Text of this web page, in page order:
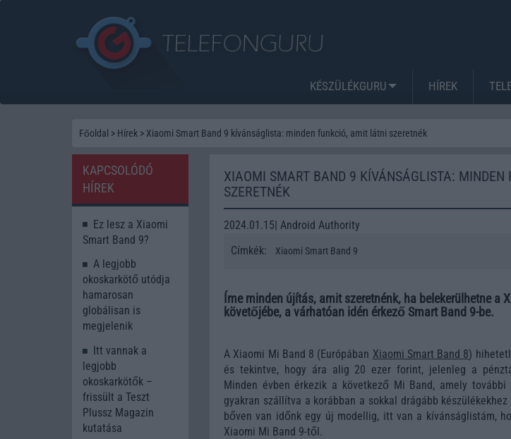
KÉSZÜLÉKGURU HÍREK
Főoldal > Hírek > Xiaomi Smart Band 9 kívánságlista: minden funkció, amit látni szeretnék
XIAOMI SMART BAND 9 KÍVÁNSÁGLISTA: MINDEN
SZERETNÉK
2024.01.15| Android Authority
Címkék:
Xiaomi Smart Band 9
Íme minden újítás, amit szeretnénk, ha belekerülhetne a
követőjébe, a várhatóan idén érkező Smart Band 9-be.
A Xiaomi Mi Band 8 (Európában Xiaomi Smart Band 8)
és tekintve, hogy ára alig 20 ezer forint, jelenleg a
Minden évben érkezik a következő Mi Band, amely
gyakran szállítva a korábban a sokkal drágább
bőven van időnk egy új modellig, itt van a kívánságlistám,
Xiaomi Mi Band 9-től.
KAPCSOLÓDÓ
HÍREK
Ez lesz a Xiaomi
Smart Band 9?
A legjobb
okoskarkötő utódja
hamarosan
globálisan is
megjelenik
Itt vannak a
legjobb
okoskarkötők –
frissült a Teszt
Plussz Magazin
kutatása